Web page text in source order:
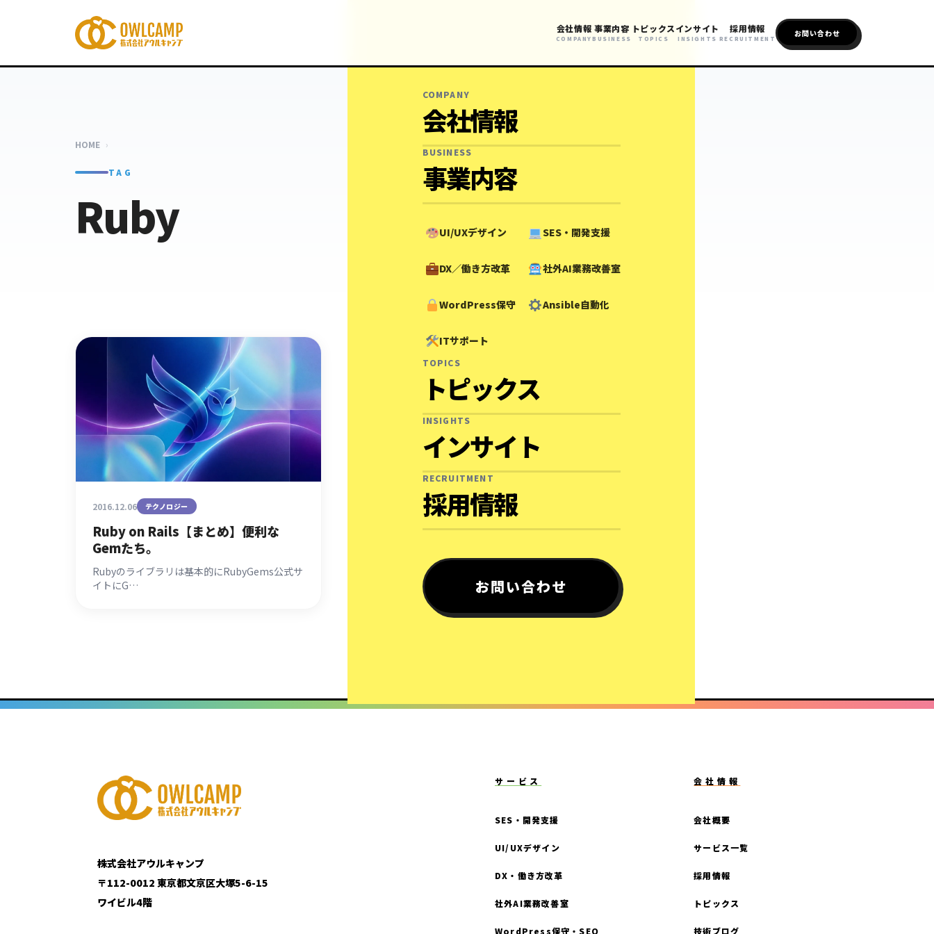
会社情報
COMPANY
事業内容
BUSINESS
トピックス
TOPICS
インサイト
INSIGHTS
採用情報
RECRUITMENT
お問い合わせ
COMPANY
会社情報
BUSINESS
事業内容
UI/UXデザイン SES・開発支援
DX／働き方改革 社外AI業務改善室
WordPress保守 Ansible自動化
ITサポート
TOPICS
トピックス
INSIGHTS
インサイト
RECRUITMENT
採用情報
お問い合わせ
HOME ›
TAG
Ruby
2016.12.06 テクノロジー
Ruby on Rails【まとめ】便利な
Gemたち。
Rubyのライブラリは基本的にRubyGems公式サ
イトにG…
株式会社アウルキャンプ
〒112-0012 東京都文京区大塚5-6-15
ワイビル4階
サービス
SES・開発支援
UI/UXデザイン
DX・働き方改革
社外AI業務改善室
WordPress保守・SEO
会社情報
会社概要
サービス一覧
採用情報
トピックス
技術ブログ